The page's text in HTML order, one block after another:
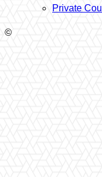
Private
©